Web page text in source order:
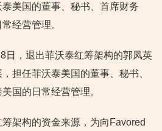
美国的董事、秘书、首席财务
经营管理。
日，退出菲沃泰红筹架构的郭凤英
担任菲沃泰美国的董事、秘书、
国的日常经营管理。
架构的资金来源，为向Favored